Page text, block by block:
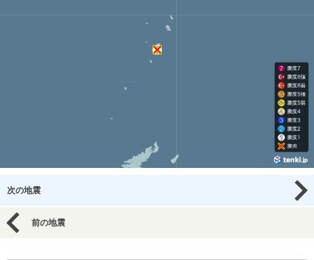
次の地震
前の地震